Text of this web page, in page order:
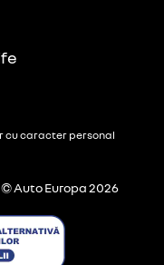
cu caracter personal
Auto Europa 2026